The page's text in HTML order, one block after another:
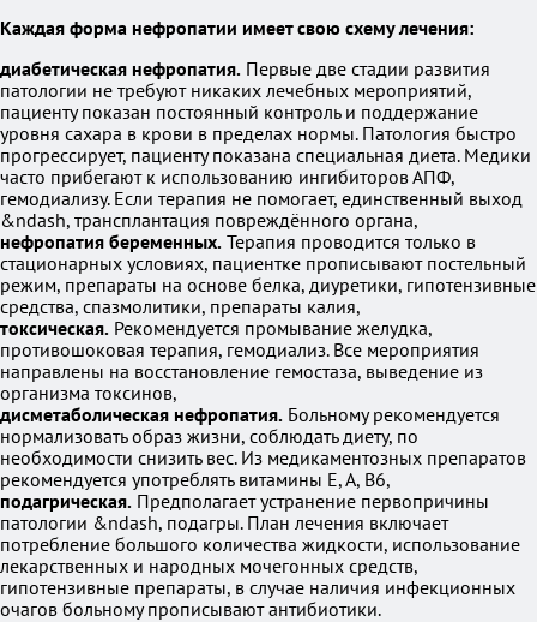
Каждая форма нефропатии имеет свою схему лечения:
диабетическая нефропатия. Первые две стадии развития
патологии не требуют никаких лечебных мероприятий,
пациенту показан постоянный контроль и поддержание
уровня сахара в крови в пределах нормы. Патология быстро
прогрессирует, пациенту показана специальная диета. Медики
часто прибегают к использованию ингибиторов АПФ,
гемодиализу. Если терапия не помогает, единственный выход
&ndash, трансплантация повреждённого органа,
нефропатия беременных. Терапия проводится только в
стационарных условиях, пациентке прописывают постельный
режим, препараты на основе белка, диуретики, гипотензивные
средства, спазмолитики, препараты калия,
токсическая. Рекомендуется промывание желудка,
противошоковая терапия, гемодиализ. Все мероприятия
направлены на восстановление гемостаза, выведение из
организма токсинов,
дисметаболическая нефропатия. Больному рекомендуется
нормализовать образ жизни, соблюдать диету, по
необходимости снизить вес. Из медикаментозных препаратов
рекомендуется употреблять витамины Е, А, В6,
подагрическая. Предполагает устранение первопричины
патологии &ndash, подагры. План лечения включает
потребление большого количества жидкости, использование
лекарственных и народных мочегонных средств,
гипотензивные препараты, в случае наличия инфекционных
очагов больному прописывают антибиотики.